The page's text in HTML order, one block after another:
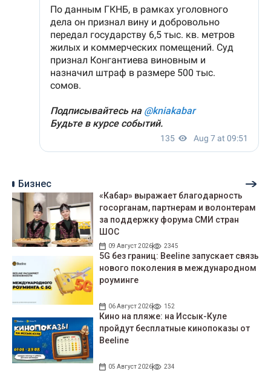
Бизнес
«Кабар» выражает благодарность
госорганам, партнерам и волонтерам
за поддержку форума СМИ стран
ШОС
09 Август 2026 2345
5G без границ: Beeline запускает связь
нового поколения в международном
роуминге
06 Август 2026 152
Кино на пляже: на Иссык-Куле
пройдут беcплатные кинопоказы от
Beeline
05 Август 2026 234